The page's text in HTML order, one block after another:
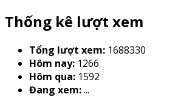
Thống kê lượt xem
Tổng lượt xem: 1688330
Hôm nay: 1266
Hôm qua: 1592
Đang xem:...